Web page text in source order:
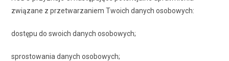
związane z przetwarzaniem Twoich danych osobowych:
dostępu do swoich danych osobowych;
sprostowania danych osobowych;